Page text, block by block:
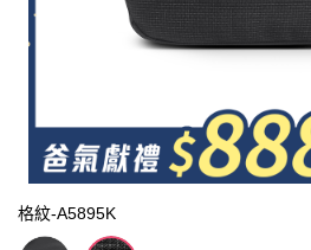
格紋-A5895K